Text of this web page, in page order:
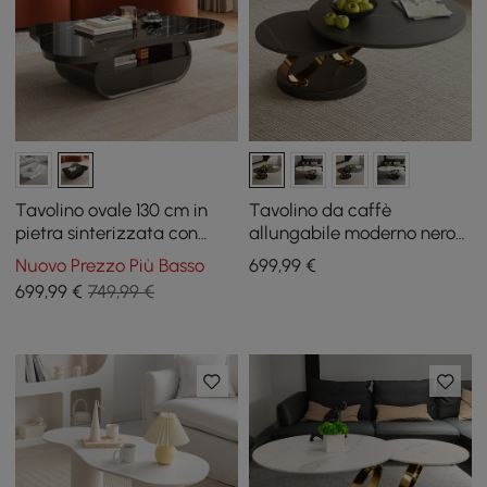
Tavolino ovale 130 cm in
pietra sinterizzata con
contenitore
Nuovo Prezzo Più Basso
699,99 € 749,99 €
Tavolino da caffè
allungabile moderno nero
con piedistallo in metallo a
forma di anello
699,99€